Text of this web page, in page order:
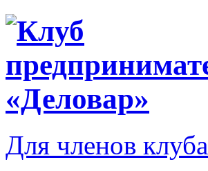
Для членов клуба